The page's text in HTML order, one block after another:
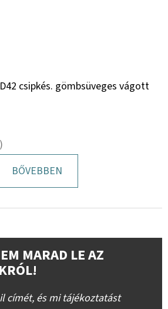
csipkés. gömbsüveges vágott
BŐVEBBEN
MARAD LE AZ
címét, és mi tájékoztatást